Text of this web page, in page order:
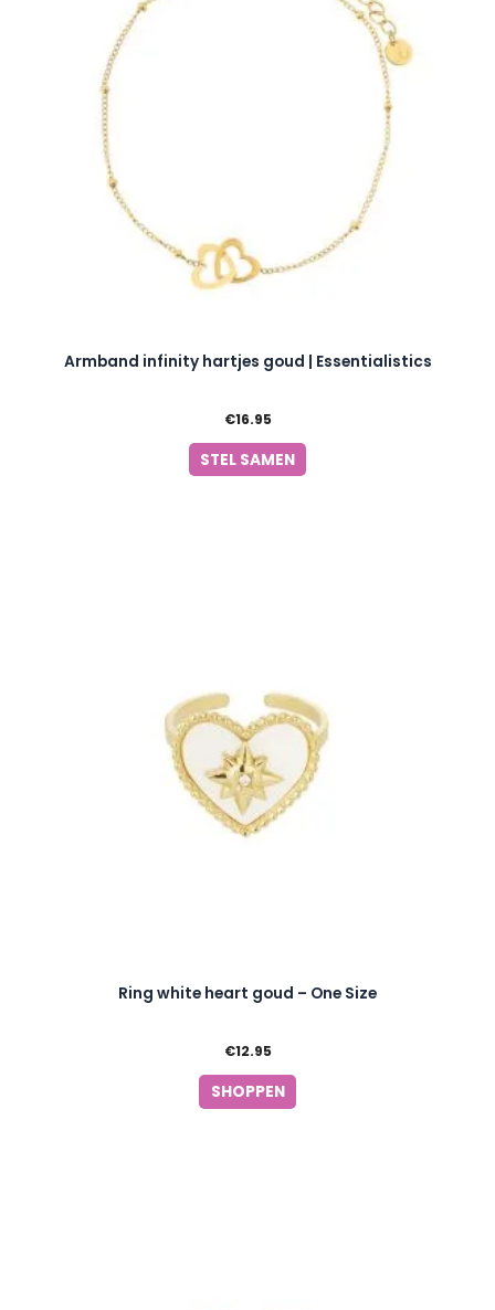
Armband infinity hartjes goud | Essentialistics
€16.95
STEL SAMEN
Ring white heart goud – One Size
€12.95
SHOPPEN